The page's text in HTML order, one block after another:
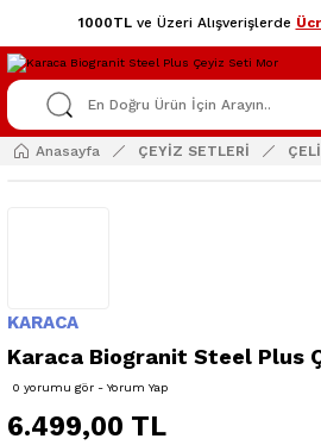
1000TLve Üzeri Alışverişlerde
Anasayfa ÇEYİZ SETLERİ
KARACA
Karaca Biogranit Steel Plus
0 yorumu gör - Yorum Yap
6.499,00 TL